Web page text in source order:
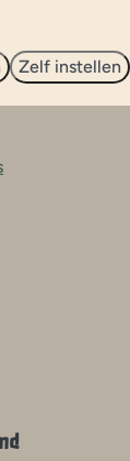
Zelf instellen